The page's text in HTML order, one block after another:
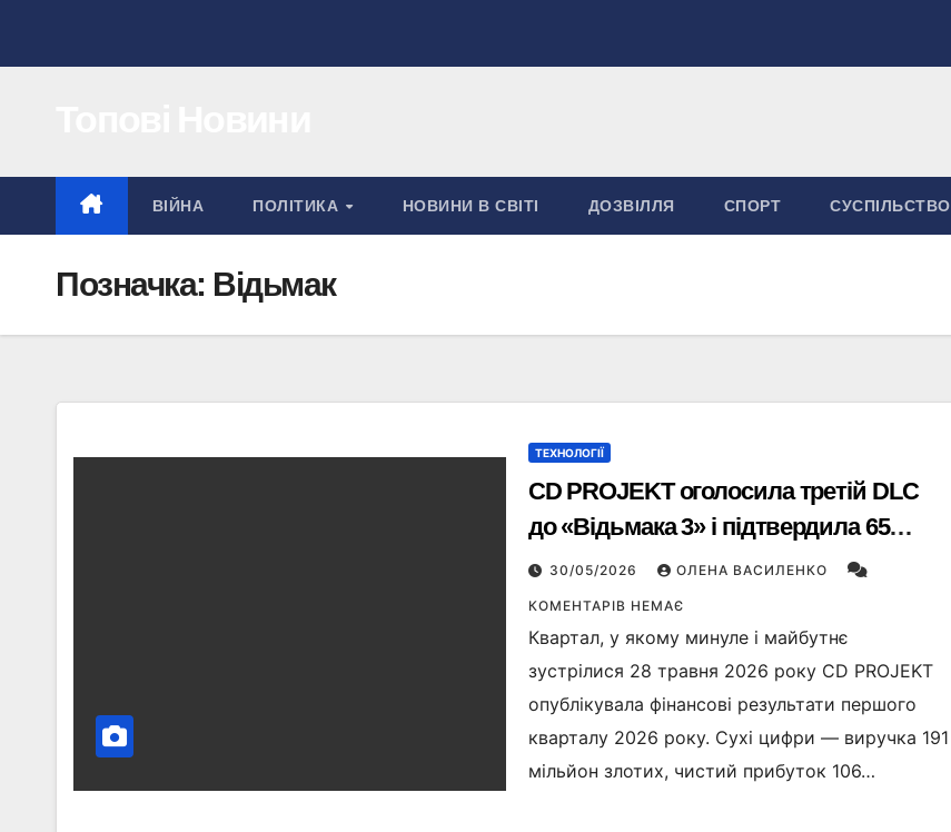
ВІЙНА ПОЛІТИКА НОВИНИ В СВІТІ ДОЗВІЛЛЯ СПОРТ СУСПІЛЬСТВО
Позначка: Відьмак
ТЕХНОЛОГІЇ
CD PROJEKT оголосила третій DLC
до «Відьмака 3» і підтвердила 65
мільйонів проданих копій
30/05/2026 ОЛЕНА ВАСИЛЕНКО
КОМЕНТАРІВ НЕМАЄ
Квартал, у якому минуле і майбутнє
зустрілися 28 травня 2026 року CD PROJEKT
опублікувала фінансові результати першого
кварталу 2026 року. Сухі цифри — виручка 191
мільйон злотих, чистий прибуток 106…